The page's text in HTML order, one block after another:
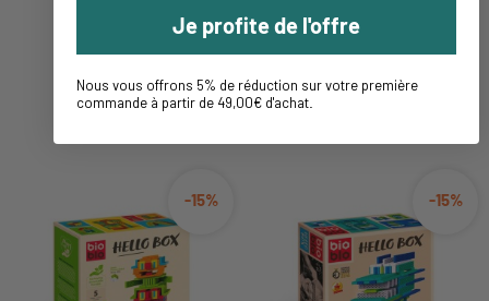
-15% -15%
Je profite de l'offre
Nous vous offrons 5% de réduction sur votre première
commande à partir de 49,00€ d'achat.